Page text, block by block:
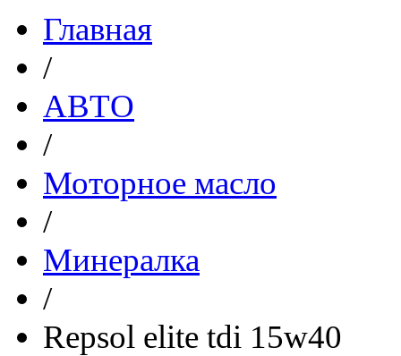
Главная
/
АВТО
/
Моторное масло
/
Минералка
/
Repsol elite tdi 15w40